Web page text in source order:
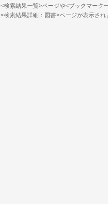
<検索結果一覧>ページや<ブックマーク
<検索結果詳細：図書>ページが表示され